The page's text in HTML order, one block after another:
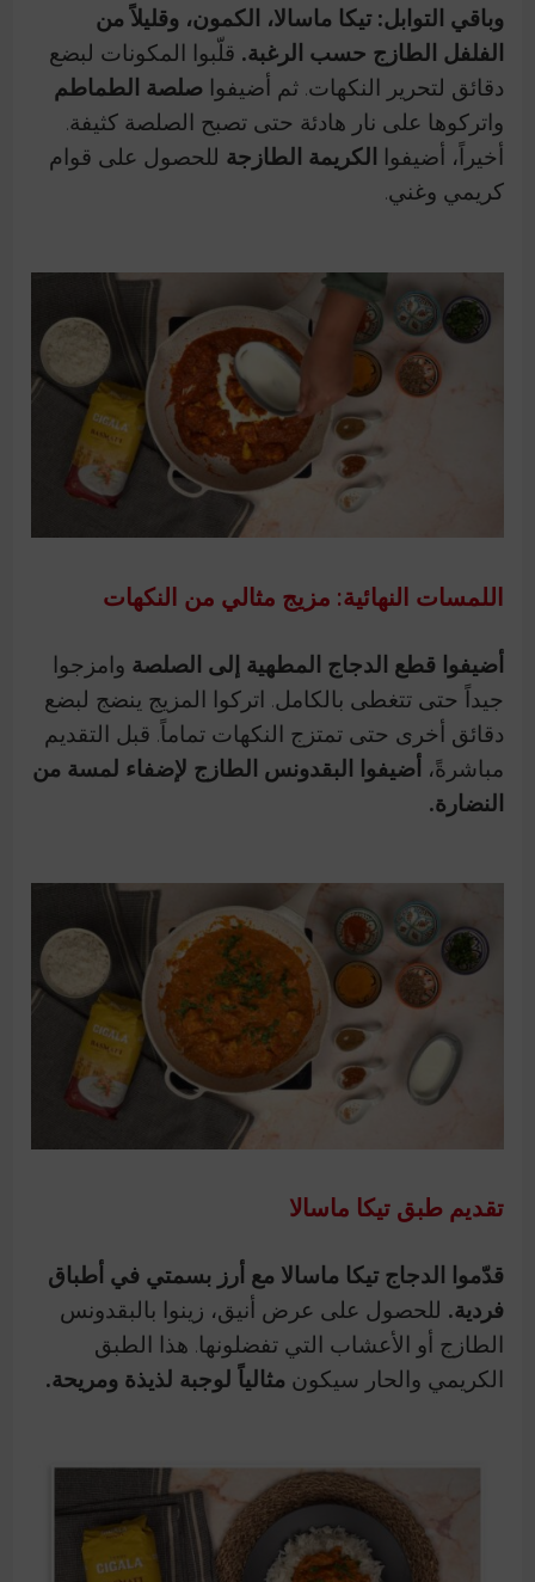
وباقي التوابل: تيكا ماسالا، الكمون، وقليلاً من
الفلفل الطازج حسب الرغبة. قلّبوا المكونات لبضع
دقائق لتحرير النكهات. ثم أضيفواصلصة الطماطم
واتركوها على نار هادئة حتى تصبح الصلصة كثيفة.
أخيراً، أضيفوا الكريمة الطازجة للحصول على قوام
كريمي وغني.
اللمسات النهائية: مزيج مثالي من النكهات
أضيفوا قطع الدجاج المطهية إلى الصلصة وامزجوا
جيداً حتى تتغطى بالكامل. اتركوا المزيج ينضج لبضع
دقائق أخرى حتى تمتزج النكهات تماماً. قبل التقديم
مباشرةً،أضيفوا البقدونس الطازج لإضفاء لمسة من
النضارة.
تقديم طبق تيكا ماسالا
قدّموا الدجاج تيكا ماسالا مع أرز بسمتي في أطباق
فردية. للحصول على عرض أنيق، زينوا بالبقدونس
الطازج أو الأعشاب التي تفضلونها. هذا الطبق
الكريمي والحار سيكون مثالياً لوجبة لذيذة ومريحة.